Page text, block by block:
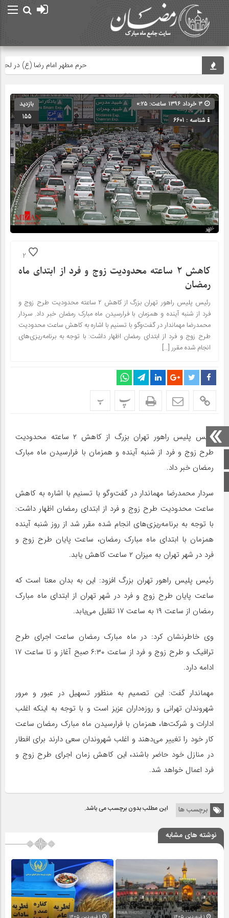
صفحه اصلی
حرم مطهر امام رضا (ع) در لحظه
صفحه اصلی» گروه » دسته‌بندی نشده
شناسه : 6601
بازدید
155
2
کاهش ۲ ساعته محدودیت زوج و فرد از ابتدای ماه
رمضان
رئیس پلیس راهور تهران بزرگ از کاهش ۲ ساعته محدودیت طرح زوج و
فرد از شنبه آینده و همزمان با فرارسیدن ماه مبارک رمضان خبر داد. سردار
محمدرضا مهماندار در گفت‌وگو با تسنیم با اشاره به کاهش ساعت محدودیت
طرح زوج و فرد از ابتدای رمضان اظهار داشت: با توجه به برنامه‌ریزی‌های
انجام شده مقرر […]
پ پ
رئیس پلیس راهور تهران بزرگ از کاهش ۲ ساعته محدودیت
طرح زوج و فرد از شنبه آینده و همزمان با فرارسیدن ماه مبارک
رمضان خبر داد.
سردار محمدرضا مهماندار در گفت‌وگو با تسنیم با اشاره به کاهش
ساعت محدودیت طرح زوج و فرد از ابتدای رمضان اظهار داشت:
با توجه به برنامه‌ریزی‌های انجام شده مقرر شد از روز شنبه آینده
همزمان با ابتدای ماه مبارک رمضان، ساعت پایان طرح زوج و
فرد در شهر تهران به میزان ۲ ساعت کاهش یابد.
رئیس پلیس راهور تهران بزرگ افزود: این به بدان معنا است که
ساعت پایان طرح زوج و فرد در شهر تهران از ابتدای ماه مبارک
رمضان از ساعت ۱۹ به ساعت ۱۷ تقلیل می‌یابد.
وی خاطرنشان کرد: در ماه مبارک رمضان ساعت اجرای طرح
ترافیک و طرح زوج و فرد از ساعت ۶:۳۰ صبح آغاز و تا ساعت ۱۷
ادامه دارد.
مهماندار گفت: این تصمیم به منظور تسهیل در عبور و مرور
شهروندان تهرانی و روزه‌داران عزیز است و با توجه به اینکه اغلب
ادارات و شرکت‌ها، همزمان با فرارسیدن ماه مبارک رمضان ساعت
کار خود را تغییر می‌دهند و اغلب شهروندان سعی دارند برای افطار
در منازل خود حاضر باشند، این کاهش زمان اجرای طرح زوج و
فرد اعمال خواهد شد.
برچسب ها این مطلب بدون برچسب می باشد.
نوشته های مشابه